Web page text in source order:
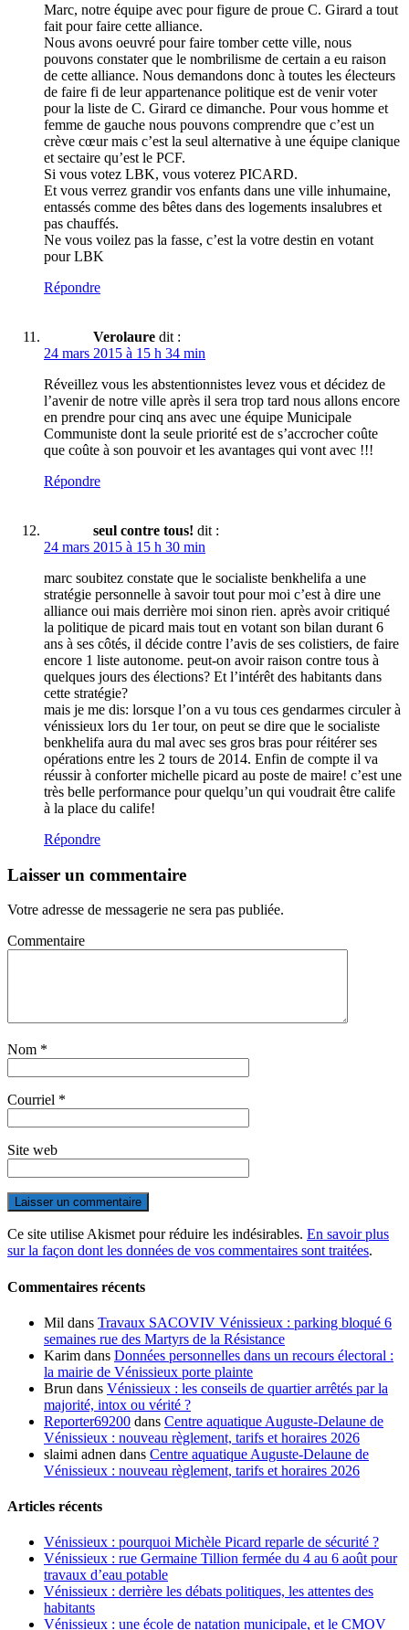
Marc, notre équipe avec pour figure de proue C. Girard a tout
fait pour faire cette alliance.
Nous avons oeuvré pour faire tomber cette ville, nous
pouvons constater que le nombrilisme de certain a eu raison
de cette alliance. Nous demandons donc à toutes les électeurs
de faire fi de leur appartenance politique est de venir voter
pour la liste de C. Girard ce dimanche. Pour vous homme et
femme de gauche nous pouvons comprendre que c’est un
crève cœur mais c’est la seul alternative à une équipe clanique
et sectaire qu’est le PCF.
Si vous votez LBK, vous voterez PICARD.
Et vous verrez grandir vos enfants dans une ville inhumaine,
entassés comme des bêtes dans des logements insalubres et
pas chauffés.
Ne vous voilez pas la fasse, c’est la votre destin en votant
pour LBK
Répondre
Verolaure dit :
24 mars 2015 à 15 h 34 min
Réveillez vous les abstentionnistes levez vous et décidez de
l’avenir de notre ville après il sera trop tard nous allons encore
en prendre pour cinq ans avec une équipe Municipale
Communiste dont la seule priorité est de s’accrocher coûte
que coûte à son pouvoir et les avantages qui vont avec !!!
Répondre
seul contre tous! dit :
24 mars 2015 à 15 h 30 min
marc soubitez constate que le socialiste benkhelifa a une
stratégie personnelle à savoir tout pour moi c’est à dire une
alliance oui mais derrière moi sinon rien. après avoir critiqué
la politique de picard mais tout en votant son bilan durant 6
ans à ses côtés, il décide contre l’avis de ses colistiers, de faire
encore 1 liste autonome. peut-on avoir raison contre tous à
quelques jours des élections? Et l’intérêt des habitants dans
cette stratégie?
mais je me dis: lorsque l’on a vu tous ces gendarmes circuler à
vénissieux lors du 1er tour, on peut se dire que le socialiste
benkhelifa aura du mal avec ses gros bras pour réitérer ses
opérations entre les 2 tours de 2014. Enfin de compte il va
réussir à conforter michelle picard au poste de maire! c’est une
très belle performance pour quelqu’un qui voudrait être calife
à la place du calife!
Répondre
Laisser un commentaire
Votre adresse de messagerie ne sera pas publiée.
Commentaire
Nom *
Courriel *
Site web
Ce site utilise Akismet pour réduire les indésirables. En savoir plus
sur la façon dont les données de vos commentaires sont traitées.
Commentaires récents
Mil dans Travaux SACOVIV Vénissieux : parking bloqué 6
semaines rue des Martyrs de la Résistance
Karim dans Données personnelles dans un recours électoral :
la mairie de Vénissieux porte plainte
Brun dans Vénissieux : les conseils de quartier arrêtés par la
majorité, intox ou vérité ?
Reporter69200 dans Centre aquatique Auguste-Delaune de
Vénissieux : nouveau règlement, tarifs et horaires 2026
slaimi adnen dans Centre aquatique Auguste-Delaune de
Vénissieux : nouveau règlement, tarifs et horaires 2026
Articles récents
Vénissieux : pourquoi Michèle Picard reparle de sécurité ?
Vénissieux : rue Germaine Tillion fermée du 4 au 6 août pour
travaux d’eau potable
Vénissieux : derrière les débats politiques, les attentes des
habitants
Vénissieux : une école de natation municipale, et le CMOV